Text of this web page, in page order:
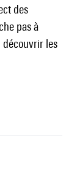
des
pas à
découvrir les